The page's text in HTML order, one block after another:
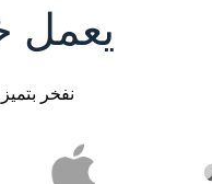
يعمل
نفخر